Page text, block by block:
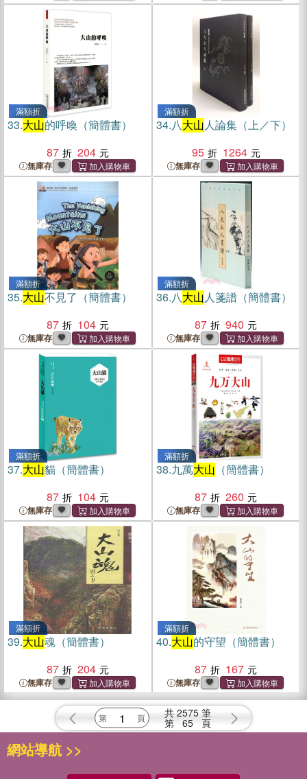
滿額折
33.大山的呼喚（簡體書）
87
204
無庫存
滿額折
34.八大山人論集（上／下）
95
1264
無庫存
滿額折
35.大山不見了（簡體書）
87
104
無庫存
滿額折
36.八大山人箋譜（簡體書）
87
940
無庫存
滿額折
37.大山貓（簡體書）
87
104
無庫存
滿額折
38.九萬大山 （簡體書）
87
260
無庫存
滿額折
39.大山魂（簡體書）
87
204
無庫存
滿額折
40.大山的守望（簡體書）
87
167
無庫存
共 2575 筆
第 65 頁
網站導航 >>